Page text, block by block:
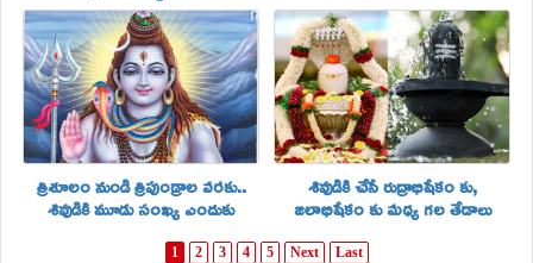
జీవితం ఎంత బాగుంటుందో..!
త్రిశూలం నుండి త్రిపుండ్రాల వరకు..
శివుడికి మూడు సంఖ్య ఎందుకు
ఇష్టమంటే..!
శివుడికి చేసే రుద్రాభిషేకం కు,
జలాభిషేకం కు మధ్య గల తేడాలు
తెలుసా..
1 2 3 4 5 Next Last